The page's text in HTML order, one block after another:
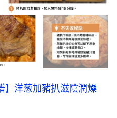
】洋葱加豬扒滋陰潤燥